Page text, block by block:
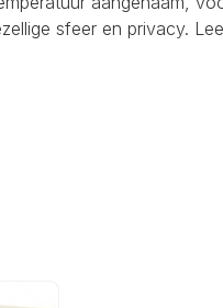
sfeer en privacy.